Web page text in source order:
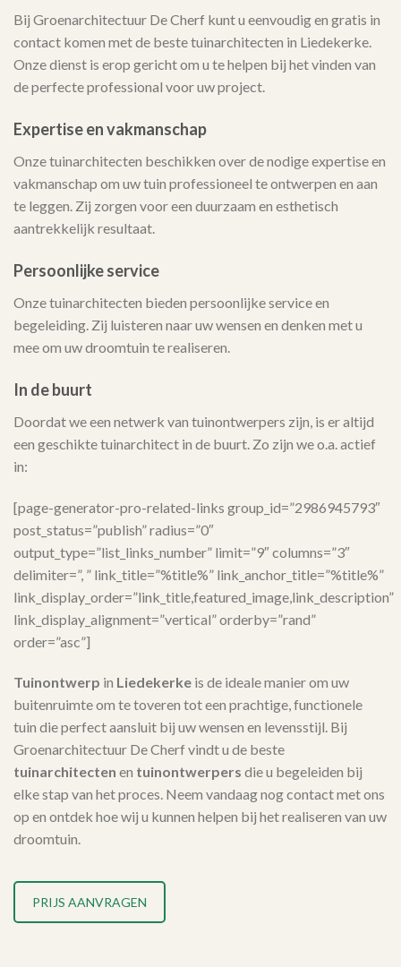
Bij Groenarchitectuur De Cherf kunt u eenvoudig en gratis in
contact komen met de beste tuinarchitecten in Liedekerke.
Onze dienst is erop gericht om u te helpen bij het vinden van
de perfecte professional voor uw project.
Expertise en vakmanschap
Onze tuinarchitecten beschikken over de nodige expertise en
vakmanschap om uw tuin professioneel te ontwerpen en aan
te leggen. Zij zorgen voor een duurzaam en esthetisch
aantrekkelijk resultaat.
Persoonlijke service
Onze tuinarchitecten bieden persoonlijke service en
begeleiding. Zij luisteren naar uw wensen en denken met u
mee om uw droomtuin te realiseren.
In de buurt
Doordat we een netwerk van tuinontwerpers zijn, is er altijd
een geschikte tuinarchitect in de buurt. Zo zijn we o.a. actief
in:
[page-generator-pro-related-links group_id=”2986945793″
post_status=”publish” radius=”0″
output_type=”list_links_number” limit=”9″ columns=”3″
delimiter=”, ” link_title=”%title%” link_anchor_title=”%title%”
link_display_order=”link_title,featured_image,link_description”
link_display_alignment=”vertical” orderby=”rand”
order=”asc”]
Tuinontwerp in Liedekerke is de ideale manier om uw
buitenruimte om te toveren tot een prachtige, functionele
tuin die perfect aansluit bij uw wensen en levensstijl. Bij
Groenarchitectuur De Cherf vindt u de beste
tuinarchitecten en tuinontwerpers die u begeleiden bij
elke stap van het proces. Neem vandaag nog contact met ons
op en ontdek hoe wij u kunnen helpen bij het realiseren van uw
droomtuin.
PRIJS AANVRAGEN